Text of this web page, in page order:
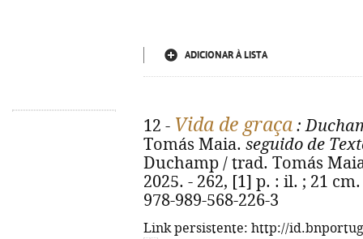
ADICIONAR À LISTA
12 - Vida de graça :
Tomás Maia. seguido de
Duchamp / trad. Tomás
2025. - 262, [1] p. : il. ; 21
978-989-568-226-3
Link persistente: http://